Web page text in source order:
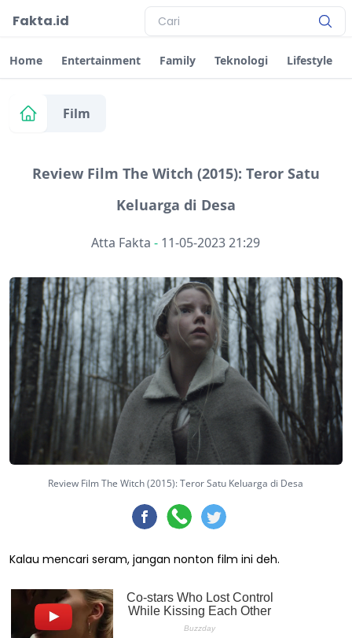
Fakta.id
Home Entertainment Family Teknologi Lifestyle
Film
Review Film The Witch (2015): Teror Satu
Keluarga di Desa
Atta Fakta - 11-05-2023 21:29
Review Film The Witch (2015): Teror Satu Keluarga di Desa
Kalau mencari seram, jangan nonton film ini deh.